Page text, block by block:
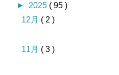
► 2025 ( 95 )
12月 ( 2 )
11月 ( 3 )